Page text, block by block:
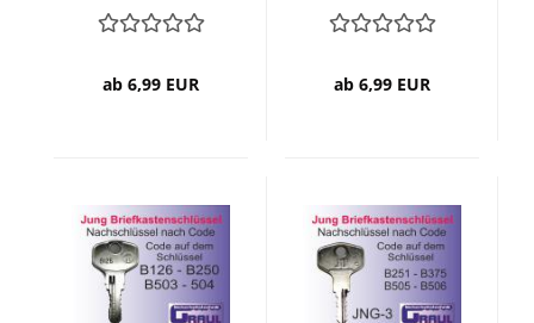
ab 6,99 EUR ab 6,99 EUR